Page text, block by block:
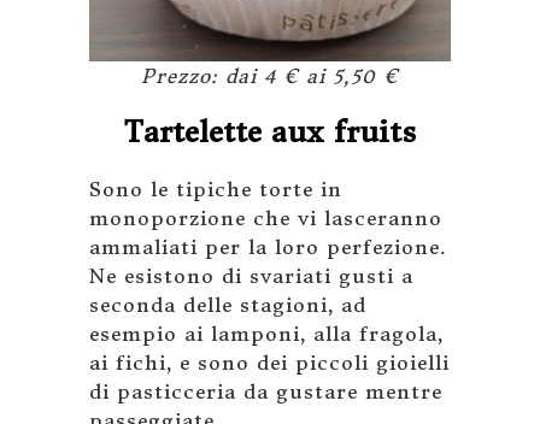
Prezzo: dai 4 € ai 5,50 €
Tartelette aux fruits
Sono le tipiche torte in
monoporzione che vi lasceranno
ammaliati per la loro perfezione.
Ne esistono di svariati gusti a
seconda delle stagioni, ad
esempio ai lamponi, alla fragola,
ai fichi, e sono dei piccoli gioielli
di pasticceria da gustare mentre